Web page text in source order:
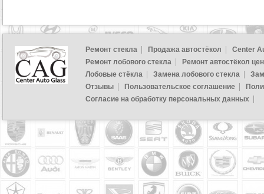
Ремонт стекла Продажа автостёкол
Center
Ремонт лобового стекла
Ремонт автостёкол
Лобовые стёкла
Замена лобового стекла
Отзывы
Пользовательское соглашение
Согласие на обработку персональных данных